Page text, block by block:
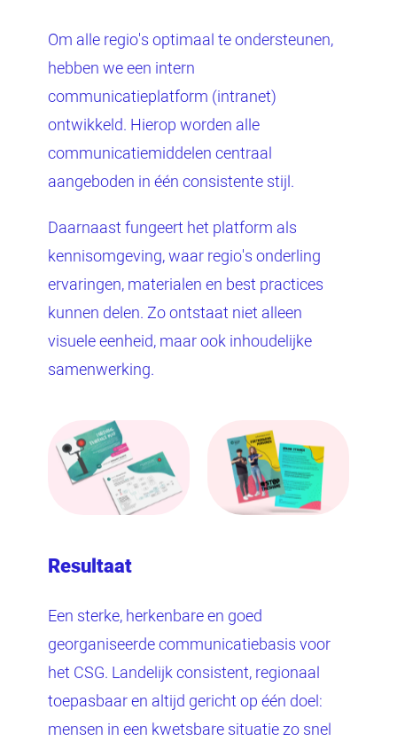
Om alle regio's optimaal te ondersteunen,
hebben we een intern
communicatieplatform (intranet)
ontwikkeld. Hierop worden alle
communicatiemiddelen centraal
aangeboden in één consistente stijl.
Daarnaast fungeert het platform als
kennisomgeving, waar regio's onderling
ervaringen, materialen en best practices
kunnen delen. Zo ontstaat niet alleen
visuele eenheid, maar ook inhoudelijke
samenwerking.
Resultaat
Een sterke, herkenbare en goed
georganiseerde communicatiebasis voor
het CSG. Landelijk consistent, regionaal
toepasbaar en altijd gericht op één doel:
mensen in een kwetsbare situatie zo snel